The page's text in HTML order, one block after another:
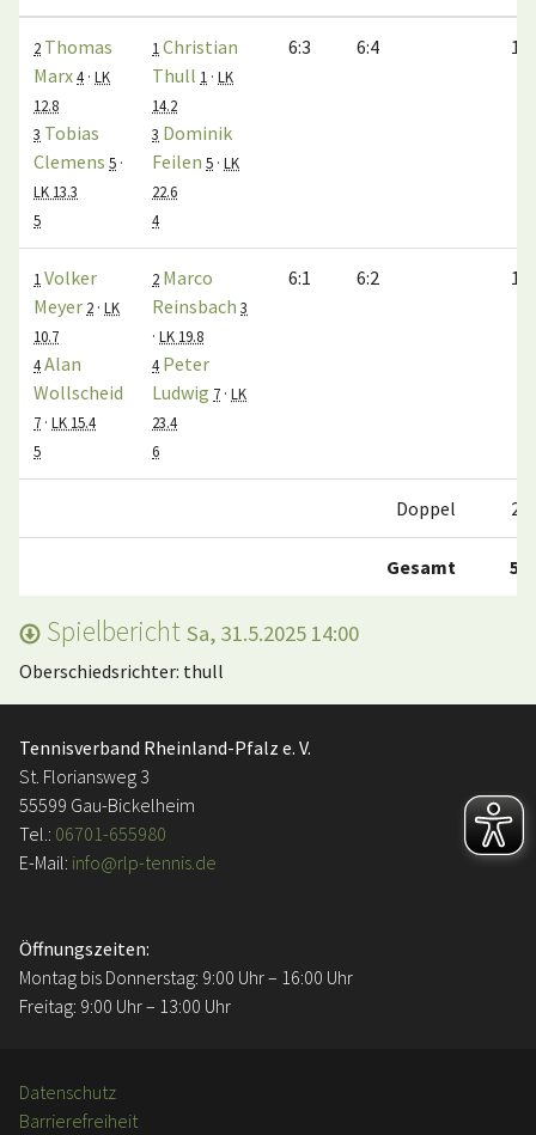
2 Thomas
Marx4 · LK
12.8
3 Tobias
Clemens 5 ·
LK 13.3
5
1 Christian
Thull 1 · LK
14.2
3 Dominik
Feilen 5 · LK
22.6
4
6:3 6:4 1:0
1 Volker
Meyer 2 · LK
10.7
4Alan
Wollscheid
7 · LK 15.4
5
2 Marco
Reinsbach 3
· LK 19.8
4 Peter
Ludwig 7 · LK
23.4
6
6:1 6:2 1:0
Doppel 2:0
Gesamt 5:1
Spielbericht Sa, 31.5.2025 14:00
Oberschiedsrichter: thull
Tennisverband Rheinland-Pfalz e. V.
St. Floriansweg 3
55599 Gau-Bickelheim
Tel.: 06701-655980
E-Mail: info@rlp-tennis.de
Öffnungszeiten:
Montag bis Donnerstag: 9:00 Uhr – 16:00 Uhr
Freitag: 9:00 Uhr – 13:00 Uhr
Datenschutz
Barrierefreiheit